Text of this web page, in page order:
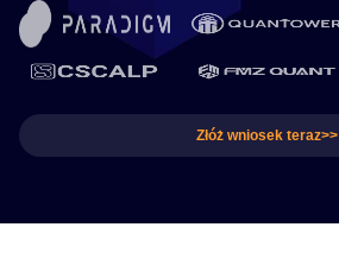
Złóż wniosek teraz>>